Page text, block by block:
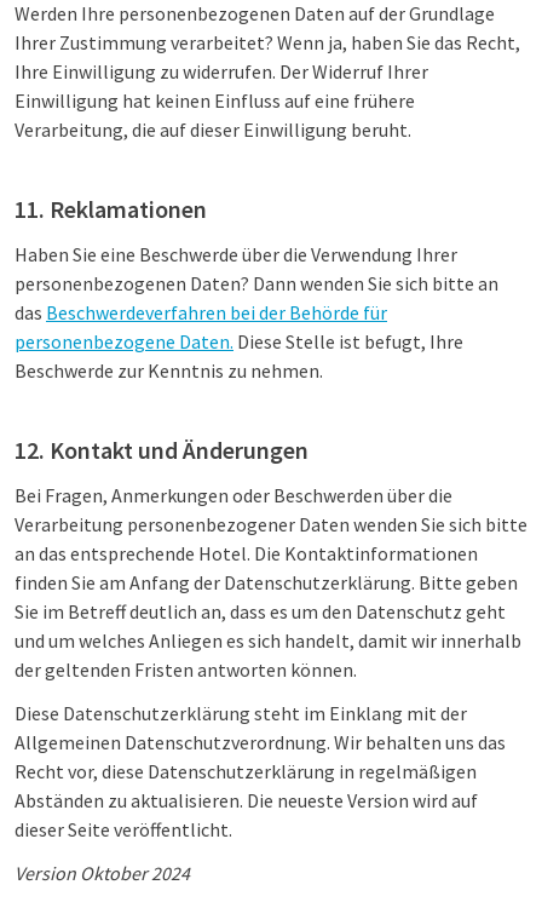
Werden Ihre personenbezogenen Daten auf der Grundlage
Ihrer Zustimmung verarbeitet? Wenn ja, haben Sie das Recht,
Ihre Einwilligung zu widerrufen. Der Widerruf Ihrer
Einwilligung hat keinen Einfluss auf eine frühere
Verarbeitung, die auf dieser Einwilligung beruht.
11. Reklamationen
Haben Sie eine Beschwerde über die Verwendung Ihrer
personenbezogenen Daten? Dann wenden Sie sich bitte an
das Beschwerdeverfahren bei der Behörde für
personenbezogene Daten. Diese Stelle ist befugt, Ihre
Beschwerde zur Kenntnis zu nehmen.
12. Kontakt und Änderungen
Bei Fragen, Anmerkungen oder Beschwerden über die
Verarbeitung personenbezogener Daten wenden Sie sich bitte
an das entsprechende Hotel. Die Kontaktinformationen
finden Sie am Anfang der Datenschutzerklärung. Bitte geben
Sie im Betreff deutlich an, dass es um den Datenschutz geht
und um welches Anliegen es sich handelt, damit wir innerhalb
der geltenden Fristen antworten können.
Diese Datenschutzerklärung steht im Einklang mit der
Allgemeinen Datenschutzverordnung. Wir behalten uns das
Recht vor, diese Datenschutzerklärung in regelmäßigen
Abständen zu aktualisieren. Die neueste Version wird auf
dieser Seite veröffentlicht.
Version Oktober 2024